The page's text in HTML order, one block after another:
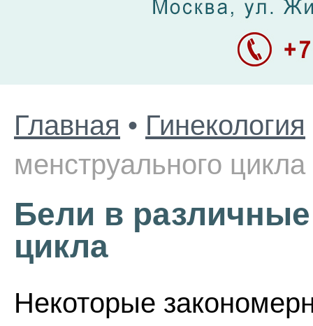
Главная • Гинекология
менструального цикла
Бели в
цикла
Некоторые